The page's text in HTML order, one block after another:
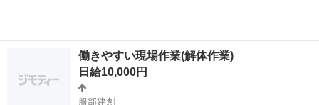
働きやすい現場作業(解体作業)
日給10,000円
服部建創